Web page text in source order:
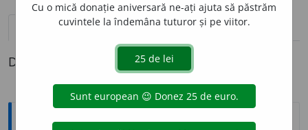
definiții (1) pronunțievolume_up (50)
Definiția cu ID-ul 1182661:
Jargon
Cu o mică donație aniversară ne-ați ajuta să păstrăm
cuvintele la îndemâna tuturor și pe viitor.